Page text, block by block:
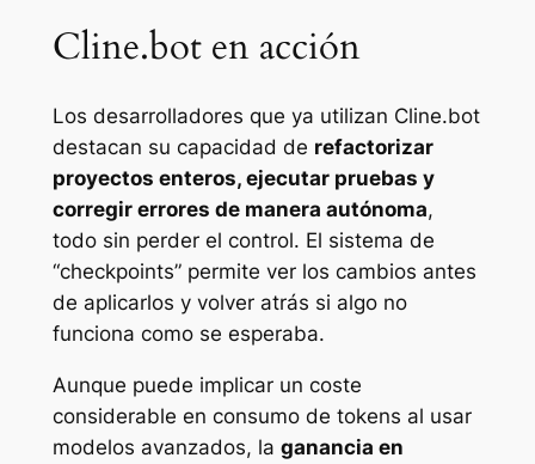
Cline.bot en acción
Los desarrolladores que ya utilizan Cline.bot
destacan su capacidad de refactorizar
proyectos enteros, ejecutar pruebas y
corregir errores de manera autónoma,
todo sin perder el control. El sistema de
“checkpoints” permite ver los cambios antes
de aplicarlos y volver atrás si algo no
funciona como se esperaba.
Aunque puede implicar un coste
considerable en consumo de tokens al usar
modelos avanzados, la ganancia en